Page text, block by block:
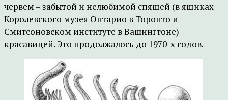
червем – забытой и нелюбимой спящей (в ящиках
Королевского музея Онтарио в Торонто и
Смитсоновском институте в Вашингтоне)
красавицей. Это продолжалось до 1970-х годов.